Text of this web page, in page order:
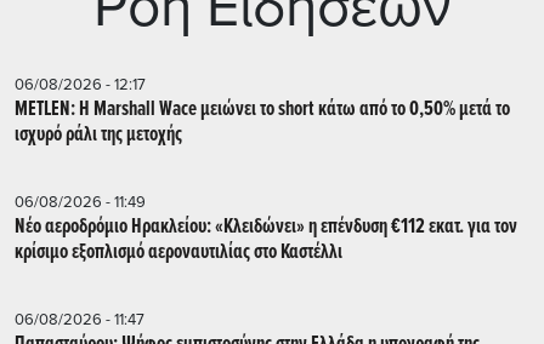
06/08/2026 - 12:17
METLEN: Η Marshall Wace μειώνει το short κάτω από το 0,50% μετά το
ισχυρό ράλι της μετοχής
06/08/2026 - 11:49
Νέο αεροδρόμιο Ηρακλείου: «Κλειδώνει» η επένδυση €112 εκατ. για τον
κρίσιμο εξοπλισμό αεροναυτιλίας στο Καστέλλι
06/08/2026 - 11:47